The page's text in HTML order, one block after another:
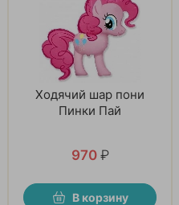
Ходячий шар пони
Пинки Пай
970 ₽
В корзину